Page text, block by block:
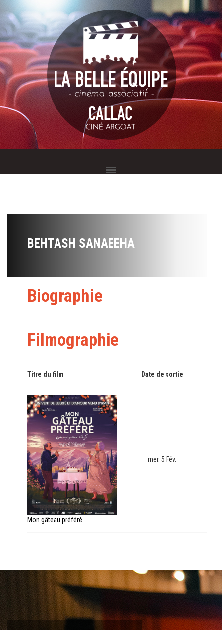
BEHTASH SANAEEHA
Biographie
Filmographie
Titre du film Date de sortie
Mon gâteau préféré
mer. 5 Fév.